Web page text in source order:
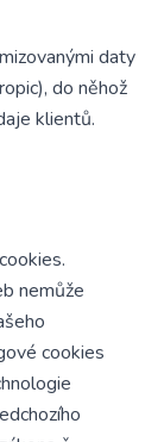
daty
do něhož
klientů.
nemůže
cookies